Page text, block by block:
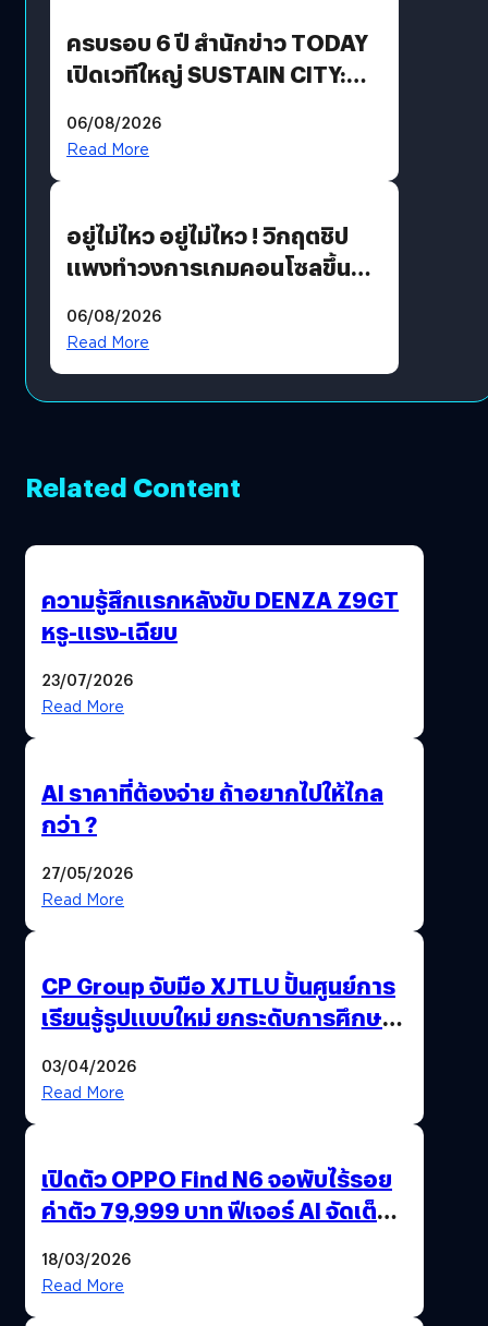
ครบรอบ 6 ปี สำนักข่าว TODAY
เปิดเวทีใหญ่ SUSTAIN CITY:
แนวทางปรับตัวสู่เศรษฐกิจสี
06/08/2026
Read More
อยู่ไม่ไหว อยู่ไม่ไหว ! วิกฤตชิป
แพงทำวงการเกมคอนโซลขึ้น
?
06/08/2026
Read More
Related Content
ความรู้สึกแรกหลังขับ DENZA Z9GT
หรู-แรง-เฉียบ
23/07/2026
Read More
AI ราคาที่ต้องจ่าย ถ้าอยากไปให้ไกล
กว่า ?
27/05/2026
Read More
CP Group จับมือ XJTLU ปั้นศูนย์การ
เรียนรู้รูปแบบใหม่ ยกระดับการศึกษา
03/04/2026
Read More
เปิดตัว OPPO Find N6 จอพับไร้รอย
ค่าตัว 79,999 บาท ฟีเจอร์ AI จัดเต็ม
18/03/2026
Read More